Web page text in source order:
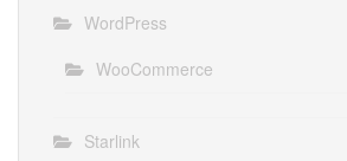
WordPress
WooCommerce
Starlink